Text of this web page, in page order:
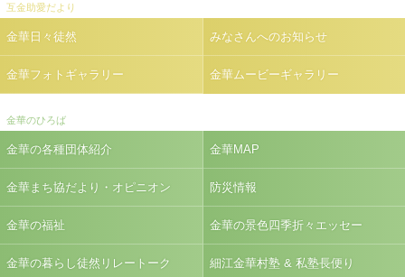
互金助愛だより
金華日々徒然 みなさんへのお知らせ
金華フォトギャラリー 金華ムービーギャラリー
金華のひろば
金華の各種団体紹介 金華MAP
金華まち協だより・オピニオン 防災情報
金華の福祉 金華の景色四季折々エッセー
金華の暮らし徒然リレートーク 細江金華村塾 & 私塾長便り